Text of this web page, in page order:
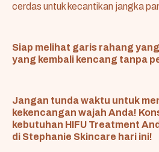
cerdas untuk kecantikan jangka
Siap melihat garis rahang
yang kembali kencang tanpa
Jangan tunda waktu untuk
kekencangan wajah Anda!
kebutuhan HIFU Treatment
di Stephanie Skincare hari ini!